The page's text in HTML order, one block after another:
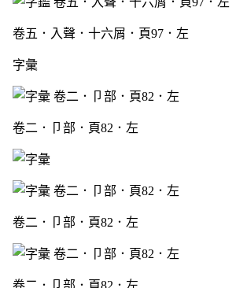
卷五．入聲．十六屑．頁97．左
字彙
卷二．卩部．頁82．左
卷二．卩部．頁82．左
卷二．卩部．頁82．左